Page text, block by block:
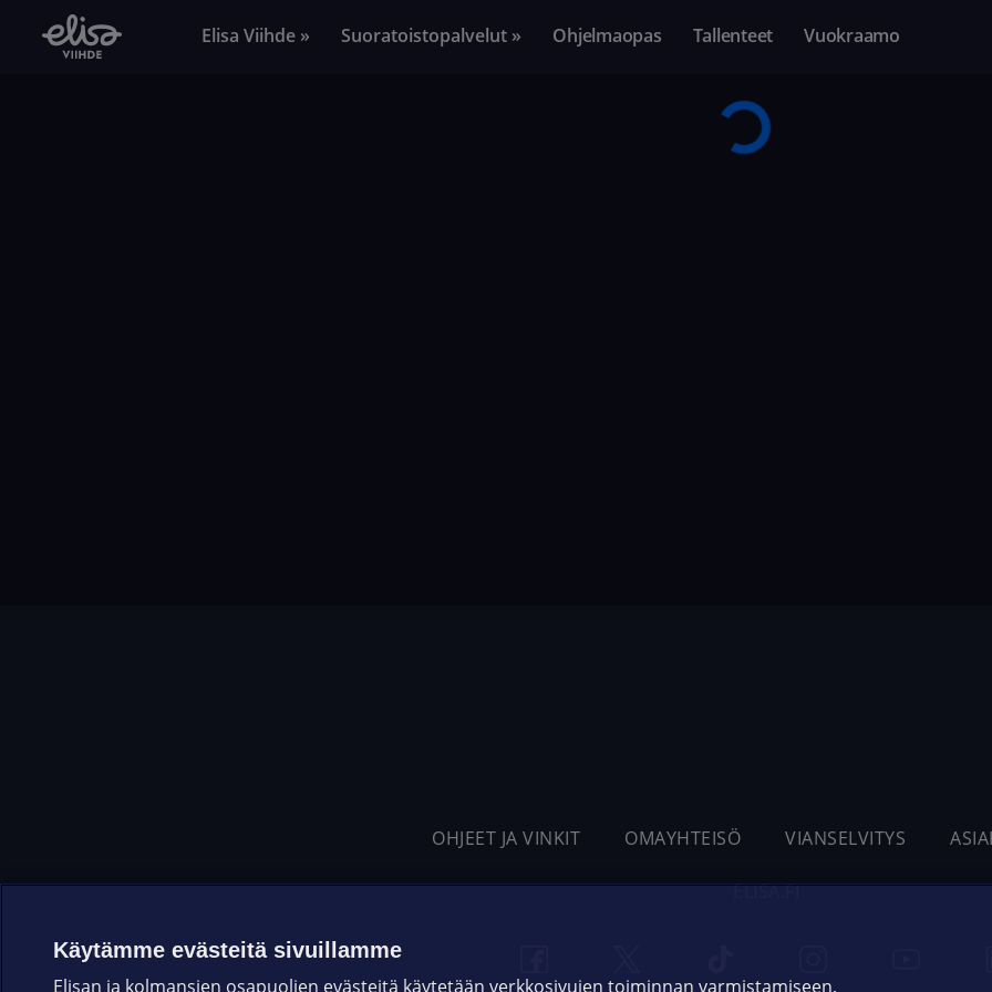
Elisa Viihde » Suoratoistopalvelut » Ohjelmaopas Tallenteet Vuokraamo
OHJEET JA VINKIT OMAYHTEISÖ VIANSELVITYS
ELISA.FI
Käytämme evästeitä sivuillamme
Elisan ja kolmansien osapuolien evästeitä käytetään verkkosivujen toiminnan varmistamiseen,